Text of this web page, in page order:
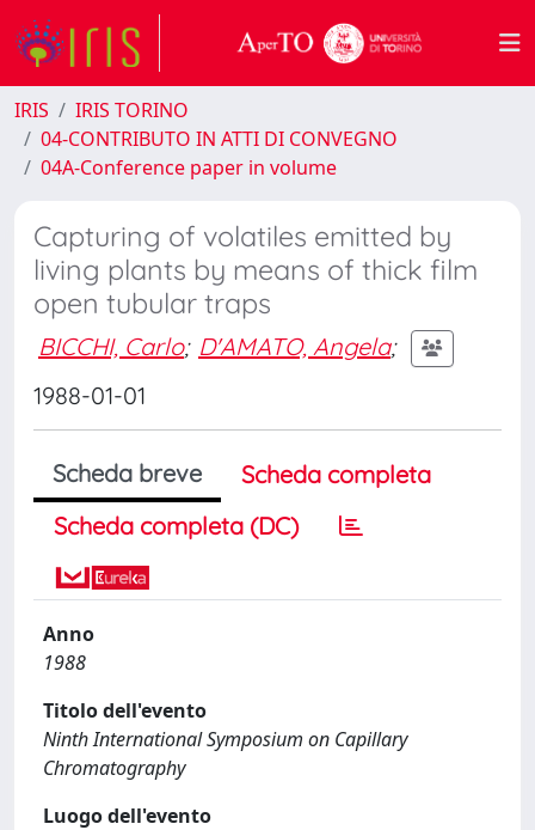
IRIS
IRIS TORINO
04-CONTRIBUTO IN ATTI DI CONVEGNO
04A-Conference paper in volume
Capturing of volatiles emitted by
living plants by means of thick film
open tubular traps
BICCHI, Carlo; D'AMATO, Angela;
1988-01-01
Scheda breve
Scheda completa
Scheda completa (DC)
Anno
1988
Titolo dell'evento
Ninth International Symposium on Capillary
Chromatography
Luogo dell'evento